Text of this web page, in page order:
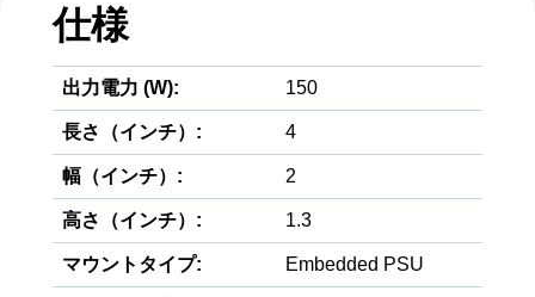
仕様
出力電力 (W): 150
長さ（インチ）: 4
幅（インチ）: 2
高さ（インチ）: 1.3
マウントタイプ: Embedded PSU